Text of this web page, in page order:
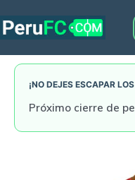
to
¡NO DEJES ESCAPAR
Próximo cierre de